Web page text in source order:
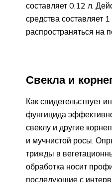
составляет 0,12 л.
средства составляет
распространяться на
Свекла и
Как свидетельствует
фунгицида
свеклу и другие
и мучнистой росы.
трижды в
обработка носит
последующие с